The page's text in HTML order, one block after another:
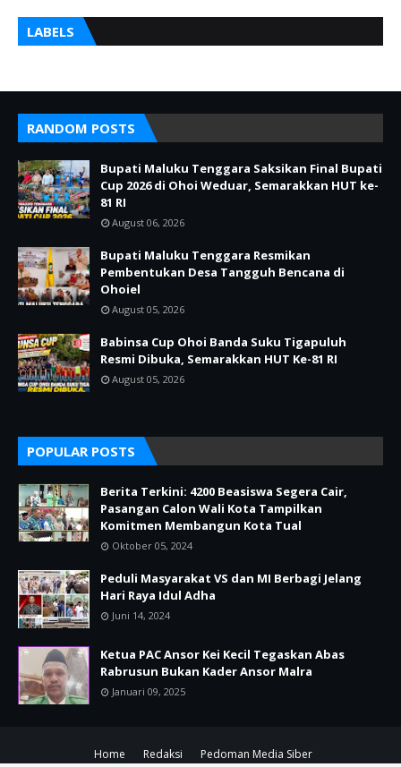
LABELS
RANDOM POSTS
Bupati Maluku Tenggara Saksikan Final Bupati
Cup 2026 di Ohoi Weduar, Semarakkan HUT ke-
81 RI
August 06, 2026
Bupati Maluku Tenggara Resmikan
Pembentukan Desa Tangguh Bencana di
Ohoiel
August 05, 2026
Babinsa Cup Ohoi Banda Suku Tigapuluh
Resmi Dibuka, Semarakkan HUT Ke-81 RI
August 05, 2026
POPULAR POSTS
Berita Terkini: 4200 Beasiswa Segera Cair,
Pasangan Calon Wali Kota Tampilkan
Komitmen Membangun Kota Tual
Oktober 05, 2024
Peduli Masyarakat VS dan MI Berbagi Jelang
Hari Raya Idul Adha
Juni 14, 2024
Ketua PAC Ansor Kei Kecil Tegaskan Abas
Rabrusun Bukan Kader Ansor Malra
Januari 09, 2025
Home Redaksi Pedoman Media Siber